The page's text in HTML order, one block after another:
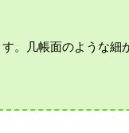
。几帳面のような